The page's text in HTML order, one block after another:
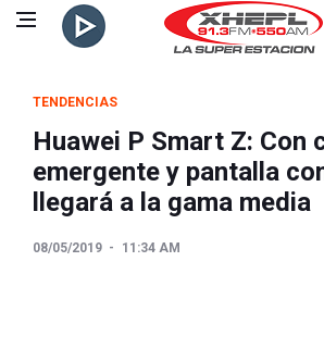
TENDENCIAS
Huawei P Smart Z: Con
emergente y pantalla
llegará a la gama media
08/05/2019 11:34 AM